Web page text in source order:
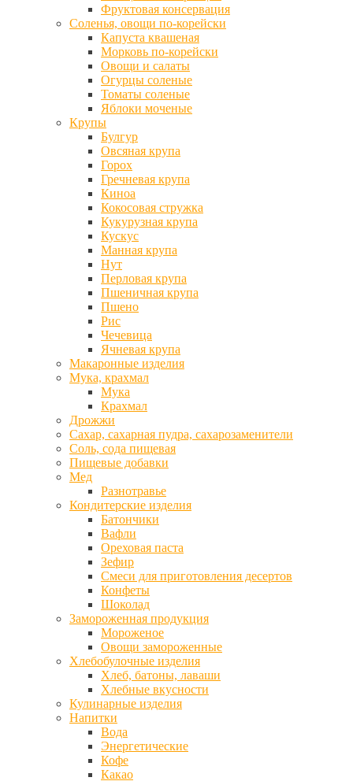
Фруктовая консервация
Соленья, овощи по-корейски
Капуста квашеная
Морковь по-корейски
Овощи и салаты
Огурцы соленые
Томаты соленые
Яблоки моченые
Крупы
Булгур
Овсяная крупа
Горох
Гречневая крупа
Киноа
Кокосовая стружка
Кукурузная крупа
Кускус
Манная крупа
Нут
Перловая крупа
Пшеничная крупа
Пшено
Рис
Чечевица
Ячневая крупа
Макаронные изделия
Мука, крахмал
Мука
Крахмал
Дрожжи
Сахар, сахарная пудра, сахарозаменители
Соль, сода пищевая
Пищевые добавки
Мед
Разнотравье
Кондитерские изделия
Батончики
Вафли
Ореховая паста
Зефир
Смеси для приготовления десертов
Конфеты
Шоколад
Замороженная продукция
Мороженое
Овощи замороженные
Хлебобулочные изделия
Хлеб, батоны, лаваши
Хлебные вкусности
Кулинарные изделия
Напитки
Вода
Энергетические
Кофе
Какао